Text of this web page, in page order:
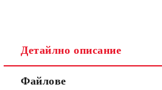
Ние ще се свържем с вас в рамките на
Детайлно описание
Файлове